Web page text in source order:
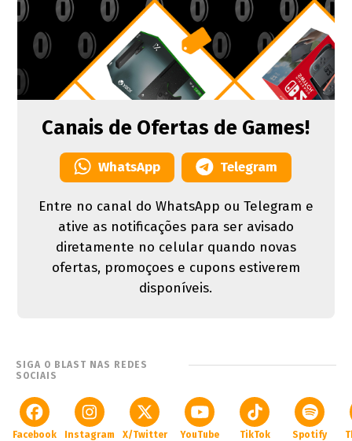
Canais de Ofertas de Games!
WhatsApp Telegram
Entre no canal do WhatsApp ou Telegram e
ative as notificações para ser avisado
diretamente no celular quando novas
ofertas, promoçoes e cupons estiverem
disponíveis.
SIGA O BLAST NAS REDES
SOCIAIS
Facebook Instagram X/Twitter YouTube TikTok Spotify